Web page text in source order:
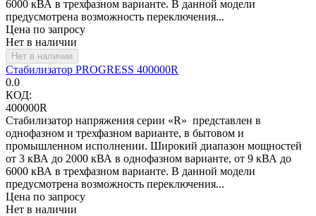
6000 кВА в трехфазном варианте. В данной модели
предусмотрена возможность переключения...
Цена по запросу
Нет в наличии
Нет в наличии
Стабилизатор PROGRESS 400000R
0.0
КОД:
400000R
Стабилизатор напряжения серии «R» представлен в
однофазном и трехфазном варианте, в бытовом и
промышленном исполнении. Широкий диапазон мощностей
от 3 кВА до 2000 кВА в однофазном варианте, от 9 кВА до
6000 кВА в трехфазном варианте. В данной модели
предусмотрена возможность переключения...
Цена по запросу
Нет в наличии